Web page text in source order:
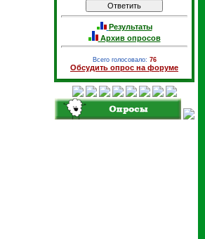
Результаты
Архив опросов
Всего голосовало: 76
Обсудить опрос на форуме